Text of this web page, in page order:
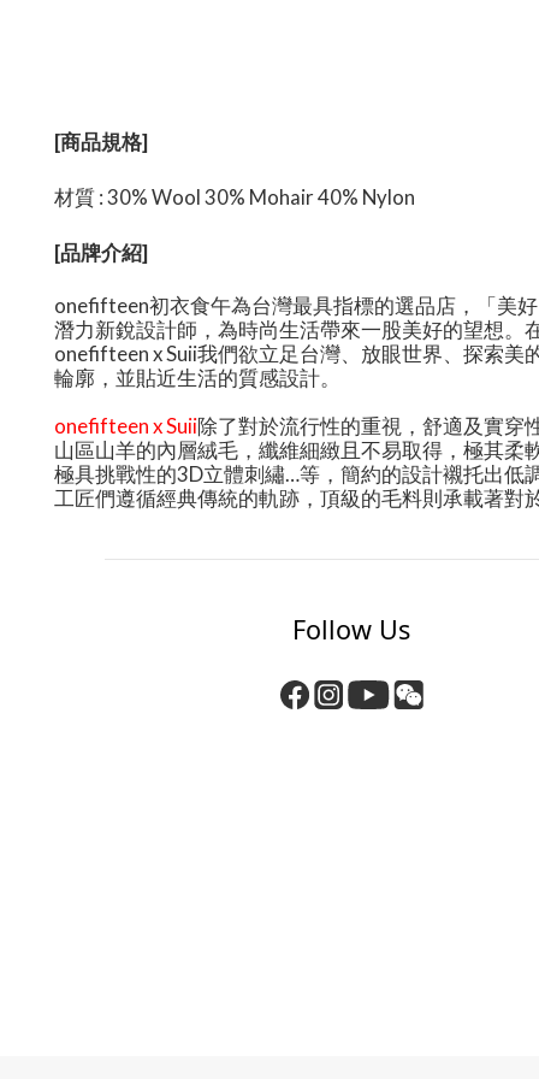
[商品規格]
材質 : 30% Wool 30% Mohair 40% Nylon
[品牌介紹]
onefifteen初衣食午為台灣最具指標的選品店，「美
潛力新銳設計師，為時尚生活帶來一股美好的望想
onefifteen x Suii我們欲立足台灣、放眼世界、探索
輪廓，並貼近生活的質感設計。
onefifteen x Suii除了對於流行性的重視，舒適及實穿
山區山羊的內層絨毛，纖維細緻且不易取得，極其
極具挑戰性的3D立體刺繡…等，簡約的設計襯托出低
工匠們遵循經典傳統的軌跡，頂級的毛料則承載著
Follow Us